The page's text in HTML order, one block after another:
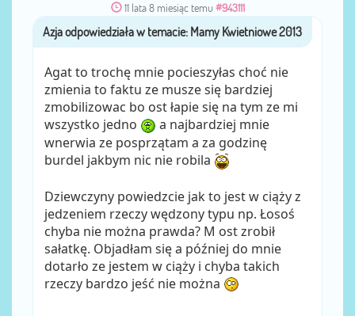
11 lata 8 miesiąc temu #943111
przezAzja
Agat to trochę mnie pocieszyłas choć nie
zmienia to faktu ze musze się bardziej
zmobilizowac bo ost łapie się na tym ze mi
wszystko jedno
a najbardziej mnie
wnerwia ze posprzątam a za godzinę
burdel jakbym nic nie robila
Dziewczyny powiedzcie jak to jest w ciąży z
jedzeniem rzeczy wędzony typu np. Łosoś
chyba nie można prawda? M ost zrobił
sałatkę. Objadłam się a później do mnie
dotarło ze jestem w ciąży i chyba takich
rzeczy bardzo jeść nie można